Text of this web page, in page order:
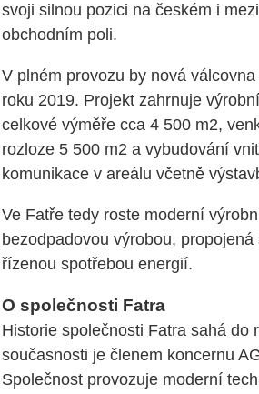
svoji silnou pozici na českém i
obchodním poli.
V plném provozu by nová
roku 2019. Projekt zahrnuje
celkové výměře cca 4 500 m2,
rozloze 5 500 m2 a vybudování
komunikace v areálu včetně
Ve Fatře tedy roste moderní
bezodpadovou výrobou,
řízenou spotřebou energií.
O společnosti Fatra
Historie společnosti Fatra sahá do
současnosti je členem koncernu
Společnost provozuje moderní